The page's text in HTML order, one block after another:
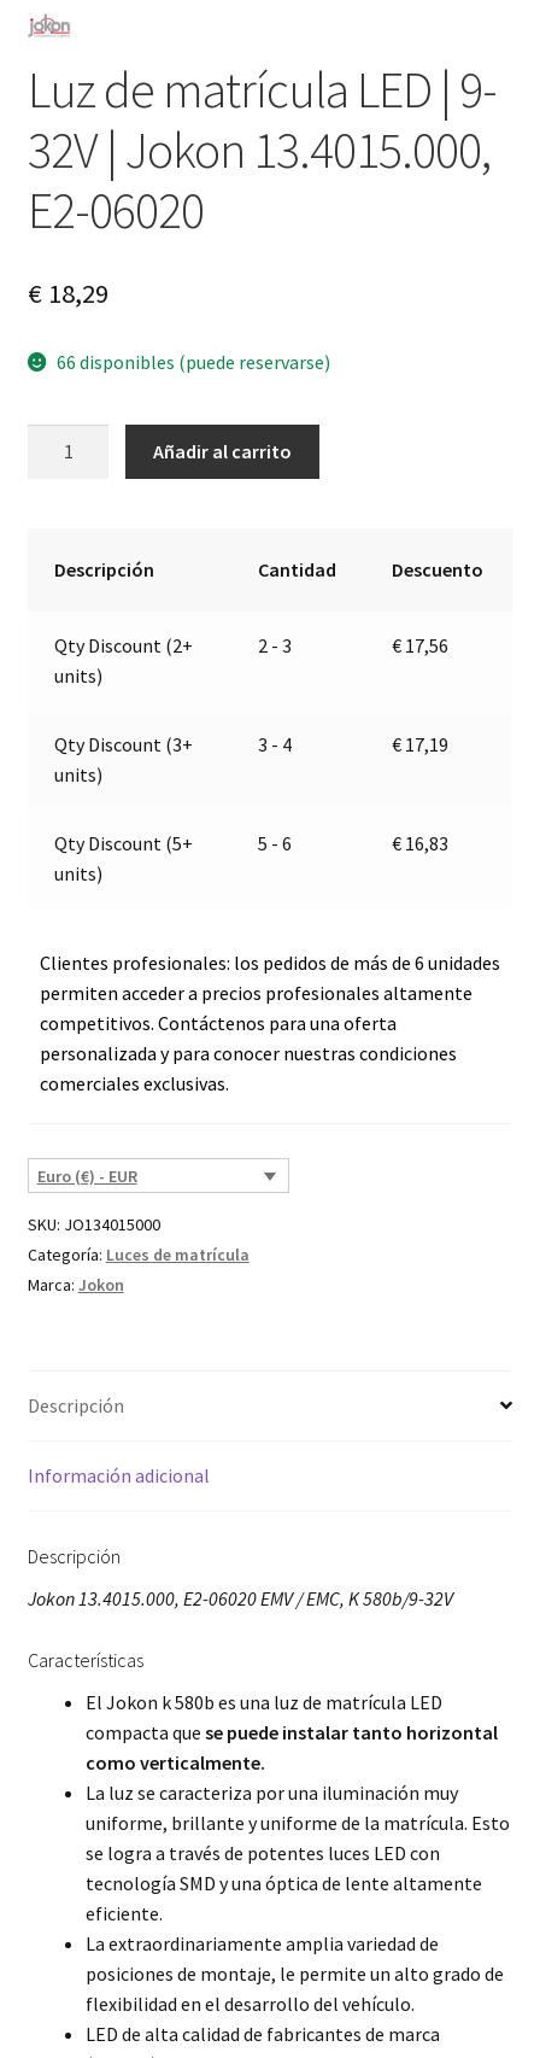
Luz de matrícula LED | 9-
32V | Jokon 13.4015.000,
E2-06020
€18,29
66 disponibles (puede reservarse)
Jokon
06020
Añadir al carrito
Descripción Cantidad Descuento
Qty Discount (2+
units)
2 - 3 € 17,56
Qty Discount (3+
units)
3 - 4 € 17,19
Qty Discount (5+
units)
5 - 6 € 16,83
Clientes profesionales: los pedidos de más de 6 unidades
permiten acceder a precios profesionales altamente
competitivos. Contáctenos para una oferta
personalizada y para conocer nuestras condiciones
comerciales exclusivas.
Euro (€) - EUR
SKU: JO134015000
Categoría: Luces de matrícula
Marca: Jokon
Descripción
Información adicional
Descripción
Jokon 13.4015.000, E2-06020 EMV / EMC, K 580b/9-32V
Características
El Jokon k 580b es una luz de matrícula LED
compacta que se puede instalar tanto horizontal
como verticalmente.
La luz se caracteriza por una iluminación muy
uniforme, brillante y uniforme de la matrícula. Esto
se logra a través de potentes luces LED con
tecnología SMD y una óptica de lente altamente
eficiente.
La extraordinariamente amplia variedad de
posiciones de montaje, le permite un alto grado de
flexibilidad en el desarrollo del vehículo.
LED de alta calidad de fabricantes de marca